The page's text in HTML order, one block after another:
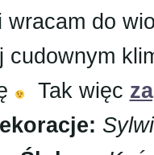
wracam do
cudownym
Tak więc